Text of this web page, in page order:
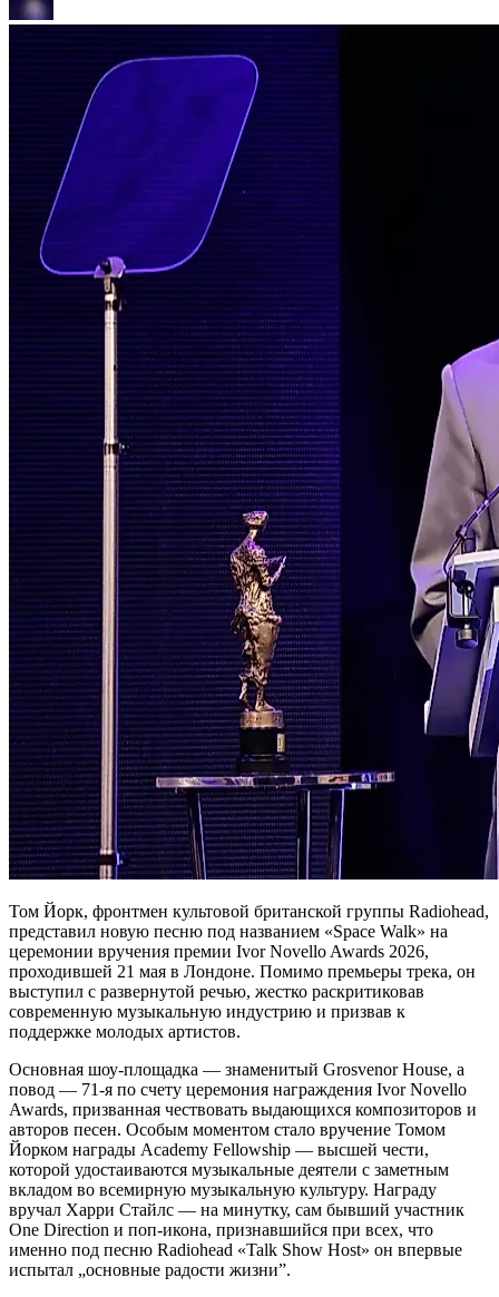
Том Йорк, фронтмен культовой британской группы Radiohead,
представил новую песню под названием «Space Walk» на
церемонии вручения премии Ivor Novello Awards 2026,
проходившей 21 мая в Лондоне. Помимо премьеры трека, он
выступил с развернутой речью, жестко раскритиковав
современную музыкальную индустрию и призвав к
поддержке молодых артистов.
Основная шоу-площадка — знаменитый Grosvenor House, а
повод — 71-я по счету церемония награждения Ivor Novello
Awards, призванная чествовать выдающихся композиторов и
авторов песен. Особым моментом стало вручение Томом
Йорком награды Academy Fellowship — высшей чести,
которой удостаиваются музыкальные деятели с заметным
вкладом во всемирную музыкальную культуру. Награду
вручал Харри Стайлс — на минутку, сам бывший участник
One Direction и поп-икона, признавшийся при всех, что
именно под песню Radiohead «Talk Show Host» он впервые
испытал „основные радости жизни”.